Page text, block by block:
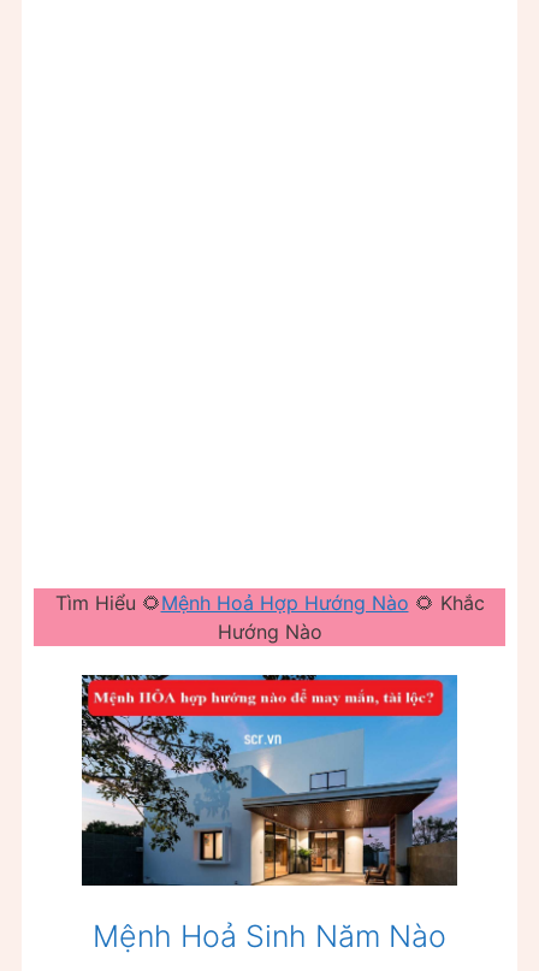
Tìm Hiểu 🌻Mệnh Hoả Hợp Hướng Nào 🌻 Khắc
Hướng Nào
Mệnh Hoả Sinh Năm Nào